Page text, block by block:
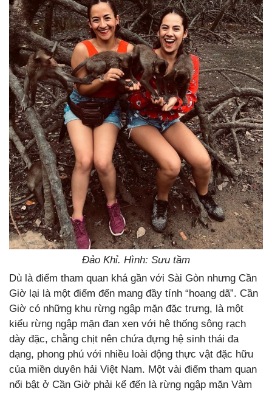
Đảo Khỉ. Hình: Sưu tầm
Dù là điểm tham quan khá gần với Sài Gòn nhưng Cần
Giờ lại là một điểm đến mang đầy tính “hoang dã”. Cần
Giờ có những khu rừng ngập mặn đặc trưng, là một
kiểu rừng ngập mặn đan xen với hệ thống sông rạch
dày đặc, chằng chịt nên chứa đựng hệ sinh thái đa
dạng, phong phú với nhiều loài động thực vật đặc hữu
của miền duyên hải Việt Nam. Một vài điểm tham quan
nổi bật ở Cần Giờ phải kể đến là rừng ngập mặn Vàm